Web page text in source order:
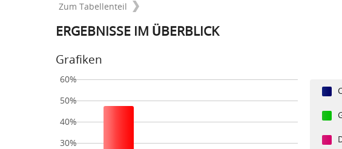
Zum Tabellenteil
ERGEBNISSE IM ÜBERBLICK
Grafiken
60%
50%
40%
30%